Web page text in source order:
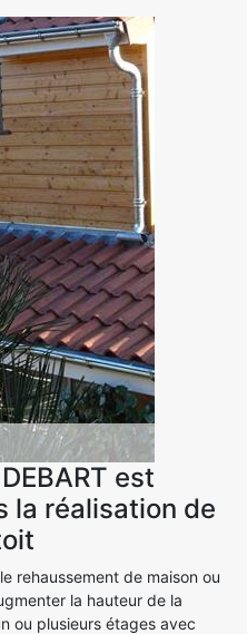
est
la réalisation de
rehaussement de maison ou
la hauteur de la
ou plusieurs étages avec